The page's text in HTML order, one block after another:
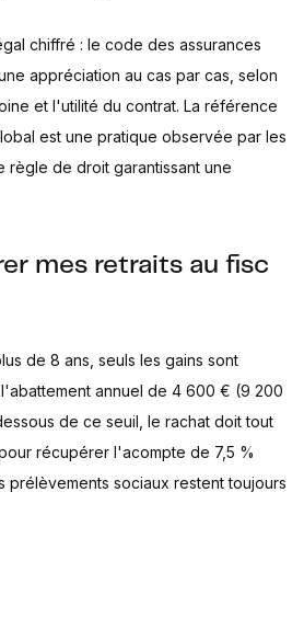
chiffré : le code des assurances
appréciation au cas par cas, selon
et l'utilité du contrat. La référence
est une pratique observée par les
règle de droit garantissant une
mes retraits au fisc
de 8 ans, seuls les gains sont
annuel de 4 600 € (9 200
de ce seuil, le rachat doit tout
récupérer l'acompte de 7,5 %
prélèvements sociaux restent toujours